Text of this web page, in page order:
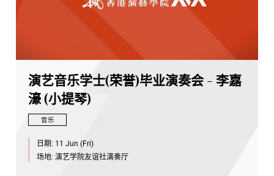
演艺音乐学士(荣誉)毕业演奏会 - 李嘉
濠 (小提琴)
音乐
日期: 11 Jun (Fri)
场地: 演艺学院友谊社演奏厅